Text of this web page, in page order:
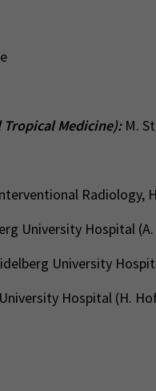
Medicine): M.
Radiology,
University Hospital
University
Hospital (H.